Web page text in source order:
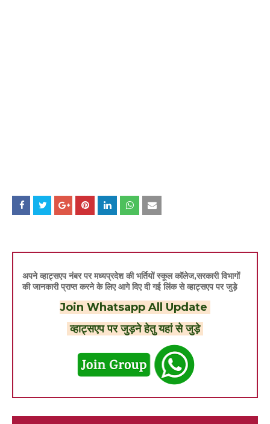
अपने व्हाट्सएप नंबर पर मध्यप्रदेश की भर्तियों स्कूल कॉलेज,सरकारी विभागों
की जानकारी प्राप्त करने के लिए आगे दिए दी गई लिंक से व्हाट्सएप पर जुड़े
Join Whatsapp All Update
व्हाट्सएप पर जुड़ने हेतु यहां से जुड़े